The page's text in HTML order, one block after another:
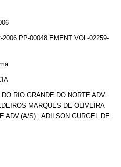
2006 PP-00048 EMENT VOL-02259-
RIO GRANDE DO NORTE ADV.
MARQUES DE OLIVEIRA
ADV.(A/S) : ADILSON GURGEL DE